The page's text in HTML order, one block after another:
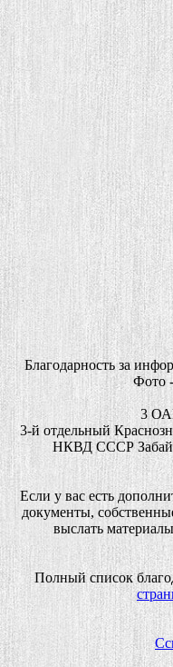
Благодарность за
Фото
3
3-й отдельный
НКВД СССР
Если у вас есть
документы,
выслать
Полный список